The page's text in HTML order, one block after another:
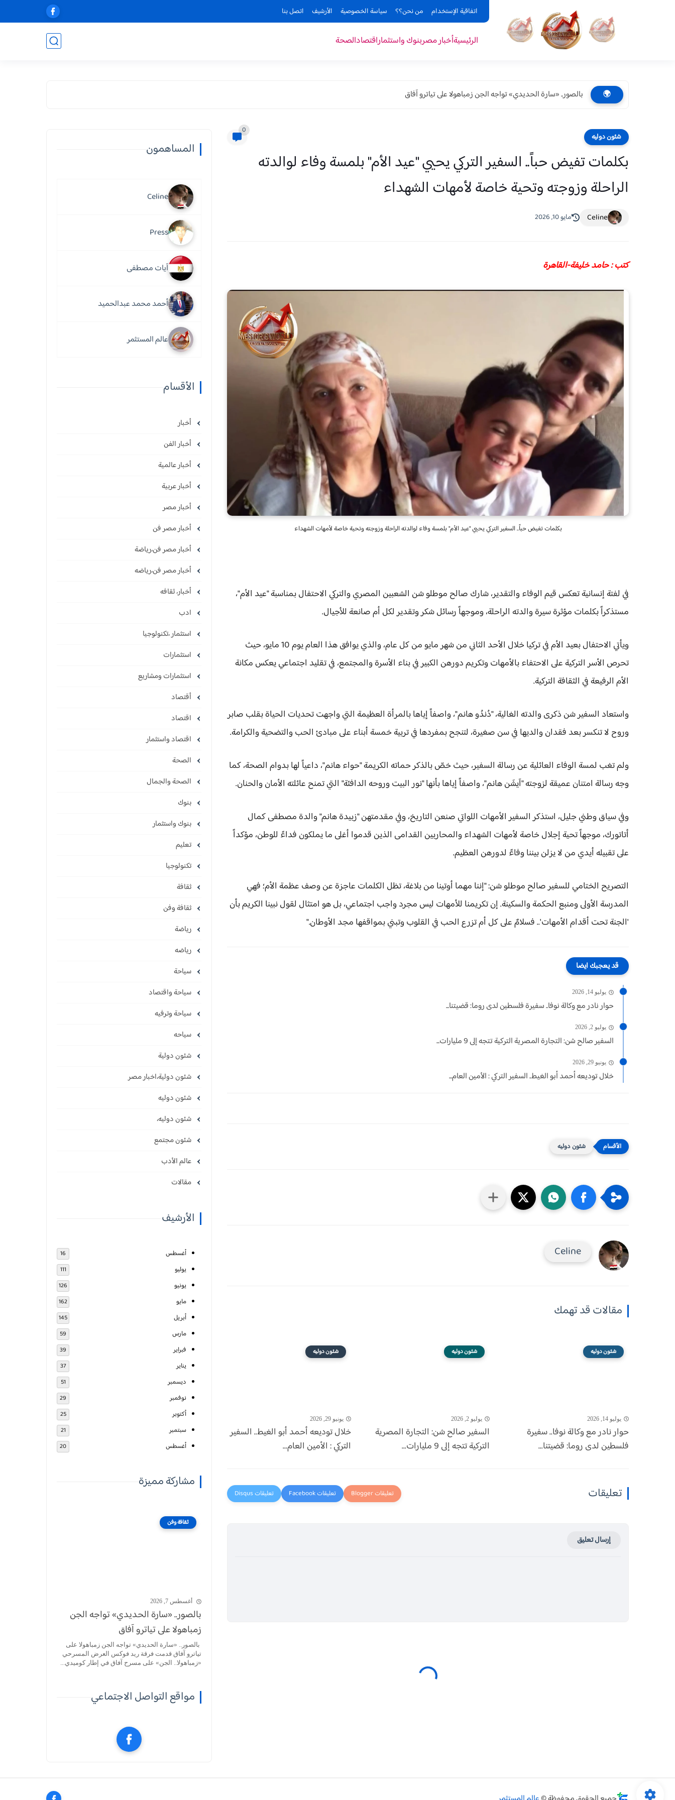
اتفاقية الإستخدام من نحن؟؟ سياسة الخصوصية الأرشيف اتصل بنا
الرئيسيةأخبار مصربنوك واستثماراقتصادالصحة
🌍 بالصور.. «سارة الحديدي» تواجه الجن زمباهولا على تياترو آفاق
شئون دوليه
0
بكلمات تفيض حباً.. السفير التركي يحيي "عيد الأم" بلمسة وفاء لوالدته
الراحلة وزوجته وتحية خاصة لأمهات الشهداء
Celine مايو 10, 2026
كتب : حامد خليفة-القاهرة
بكلمات تفيض حباً.. السفير التركي يحيي "عيد الأم" بلمسة وفاء لوالدته الراحلة وزوجته وتحية خاصة لأمهات الشهداء
​في لفتة إنسانية تعكس قيم الوفاء والتقدير، شارك صالح موطلو شن الشعبين المصري والتركي الاحتفال بمناسبة "عيد الأم"،
مستذكراً بكلمات مؤثرة سيرة والدته الراحلة، وموجهاً رسائل شكر وتقدير لكل أم صانعة للأجيال.
​ويأتي الاحتفال بعيد الأم في تركيا خلال الأحد الثاني من شهر مايو من كل عام، والذي يوافق هذا العام يوم 10 مايو، حيث
تحرص الأسر التركية على الاحتفاء بالأمهات وتكريم دورهن الكبير في بناء الأسرة والمجتمع، في تقليد اجتماعي يعكس مكانة
الأم الرفيعة في الثقافة التركية.
​واستعاد السفير شن ذكرى والدته الغالية، "دُندُو هانم"، واصفاً إياها بالمرأة العظيمة التي واجهت تحديات الحياة بقلب صابر
وروح لا تنكسر بعد فقدان والديها في سن صغيرة، لتنجح بمفردها في تربية خمسة أبناء على مبادئ الحب والتضحية والكرامة.
​ولم تغب لمسة الوفاء العائلية عن رسالة السفير، حيث خصّ بالذكر حماته الكريمة "حواء هانم"، داعياً لها بدوام الصحة، كما
وجه رسالة امتنان عميقة لزوجته "آيشَن هانم"، واصفاً إياها بأنها "نور البيت وروحه الدافئة" التي تمنح عائلته الأمان والحنان.
​وفي سياق وطني جليل، استذكر السفير الأمهات اللواتي صنعن التاريخ، وفي مقدمتهن "زبيدة هانم" والدة مصطفى كمال
أتاتورك، موجهاً تحية إجلال خاصة لأمهات الشهداء والمحاربين القدامى الذين قدموا أغلى ما يملكون فداءً للوطن، مؤكداً
على تقبيله أيدي من لا يزلن بيننا وفاءً لدورهن العظيم.
​التصريح الختامي للسفير صالح موطلو شن: ​"إننا مهما أوتينا من بلاغة، تظل الكلمات عاجزة عن وصف عظمة الأم؛ فهي
المدرسة الأولى ومنبع الحكمة والسكينة. إن تكريمنا للأمهات ليس مجرد واجب اجتماعي، بل هو امتثال لقول نبينا الكريم بأن
'الجنة تحت أقدام الأمهات'.. فسلامٌ على كل أم تزرع الحب في القلوب وتبني بمواقفها مجد الأوطان."
قد يعجبك ايضا
يوليو 14, 2026
حوار نادر مع وكالة نوفا.. سفيرة فلسطين لدى روما: قضيتنا...
يوليو 2, 2026
السفير صالح شن: التجارة المصرية التركية تتجه إلى 9 مليارات...
يونيو 29, 2026
خلال توديعه أحمد أبو الغيط.. السفير التركي : الأمين العام...
شئون دوليه
Celine
مقالات قد تهمك
شئون دوليه
يوليو 14, 2026
حوار نادر مع وكالة نوفا.. سفيرة
فلسطين لدى روما: قضيتنا...
شئون دوليه
يوليو 2, 2026
السفير صالح شن: التجارة المصرية
التركية تتجه إلى 9 مليارات...
شئون دوليه
يونيو 29, 2026
خلال توديعه أحمد أبو الغيط.. السفير
التركي : الأمين العام...
تعليقات
إرسال تعليق
المساهمون
Celine
Press
آيات مصطفى
أحمد محمد عبدالحميد
عالم المستثمر
الأقسام
أخبار
أخبار الفن
أخبار عالمية
أخبار عربية
أخبار مصر
أخبار مصر فن
أخبار مصر فن،رياضة
أخبار مصر فن،رياضه
أخبار، ثقافه
ادب
استثمار ،تكنولوجيا
استثمارات
استثمارات ومشاريع
أقتصاد
اقتصاد
اقتصاد واستثمار
الصحة
الصحة والجمال
بنوك
بنوك واستثمار
تعليم
تكنولوجيا
ثقافة
ثقافة وفن
رياضة
رياضه
سياحة
سياحة واقتصاد
سياحة وترفيه
سياحه
شئون دولية
شئون دولية،اخبار مصر
شئون دوليه
شئون دوليه،
شئون مجتمع
عالم الأدب
مقالات
الأرشيف
أغسطس 16
يوليو 111
يونيو 126
مايو 162
أبريل 145
مارس 59
فبراير 39
يناير 37
ديسمبر 51
نوفمبر 29
أكتوبر 25
سبتمبر 21
أغسطس 20
مشاركة مميزة
ثقافة وفن
أغسطس 7, 2026
بالصور.. «سارة الحديدي» تواجه الجن
زمباهولا على تياترو آفاق
بالصور.. «سارة الحديدي» تواجه الجن زمباهولا على
تياترو آفاق قدمت فرقة ريد فوكس العرض المسرحي
«زمباهولا.. الجن» على مسرح آفاق في إطار كوميدي...
مواقع التواصل الاجتماعي